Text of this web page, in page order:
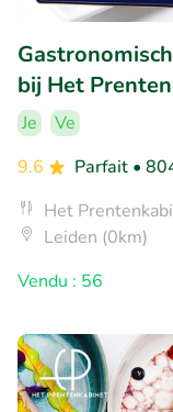
bij Het
Je
Ve
9.6
Parfait •
Het
Leiden (0km)
Vendu : 56